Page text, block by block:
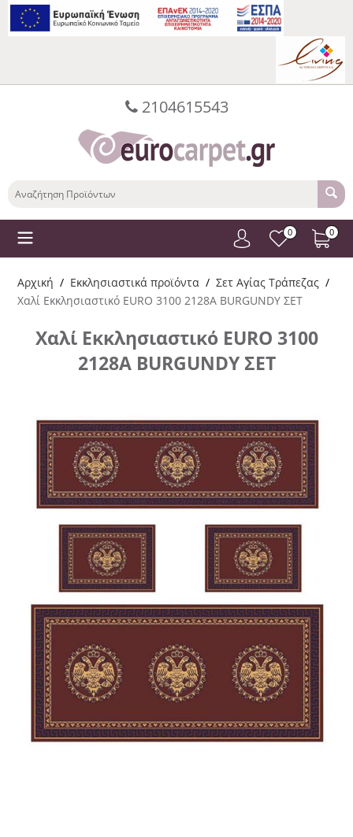
2104615543
0 0
Αρχική / Εκκλησιαστικά προϊόντα / Σετ Αγίας Τράπεζας /
Χαλί Εκκλησιαστικό EURO 3100 2128A BURGUNDY ΣΕΤ
Χαλί Εκκλησιαστικό EURO 3100
2128A BURGUNDY ΣΕΤ